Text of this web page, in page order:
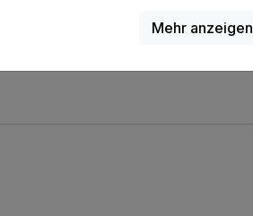
66,00 €
Mehr anzeigen